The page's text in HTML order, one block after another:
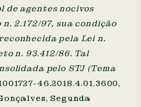
de agentes nocivos
2.172/97, sua condição
pela Lei n.
n. 93.412/86. Tal
pelo STJ (Tema
46.2018.4.01.3600,
Segunda